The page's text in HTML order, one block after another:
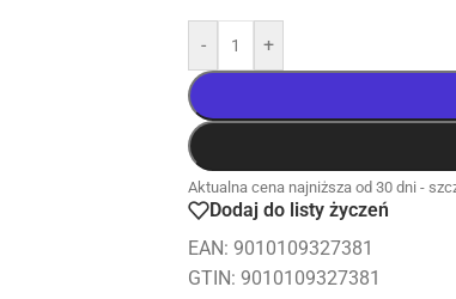
- +
Aktualna cena najniższa od 30 dni -
Dodaj do listy życzeń
EAN: 9010109327381
GTIN: 9010109327381